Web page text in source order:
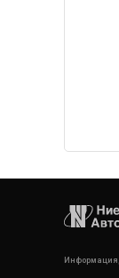
Информация,